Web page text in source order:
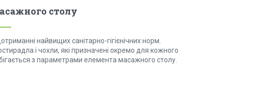
столу
найвищих санітарно-гігієнічних норм.
і чохли, які призначені окремо для кожного
з параметрами елемента масажного столу.